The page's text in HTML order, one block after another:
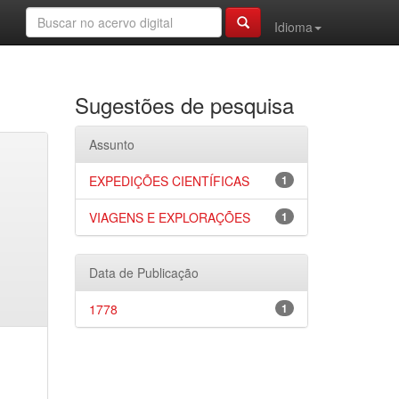
Idioma
Sugestões de pesquisa
Assunto
1
EXPEDIÇÕES CIENTÍFICAS
1
VIAGENS E EXPLORAÇÕES
Data de Publicação
1
1778